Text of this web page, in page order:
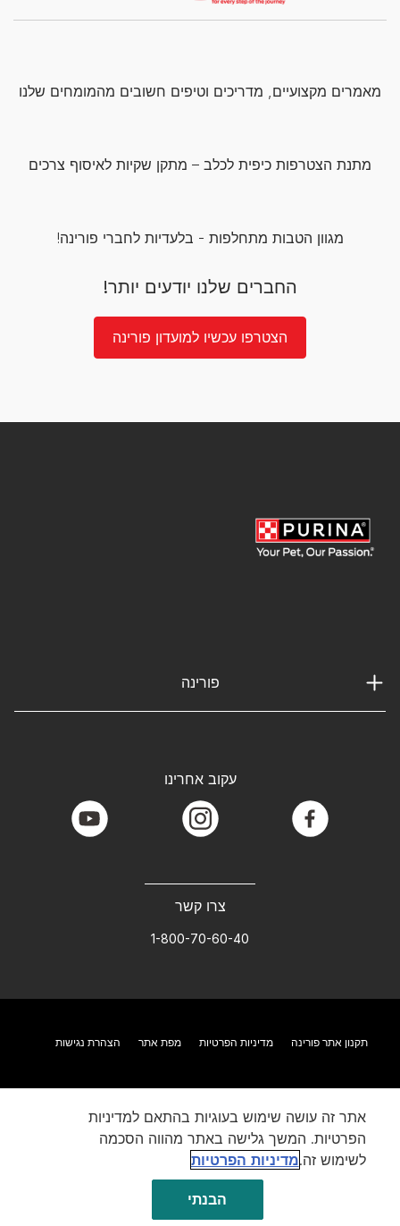
מאמרים מקצועיים, מדריכים וטיפים חשובים מהמומחים שלנו
מתנת הצטרפות כיפית לכלב – מתקן שקיות לאיסוף צרכים
מגוון הטבות מתחלפות - בלעדיות לחברי פורינה!
החברים שלנו יודעים יותר!
הצטרפו עכשיו למועדון פורינה
פורינה
צרו קשר
1-800-70-60-40
עקוב אחרינו
facebook
instagram
youtube
תקנון אתר פורינה מדיניות הפרטיות מפת אתר הצהרת נגישות
אתר זה עושה שימוש בעוגיות בהתאם למדיניות
הפרטיות. המשך גלישה באתר מהווה הסכמה
לשימוש זה.מדיניות הפרטיות
הבנתי